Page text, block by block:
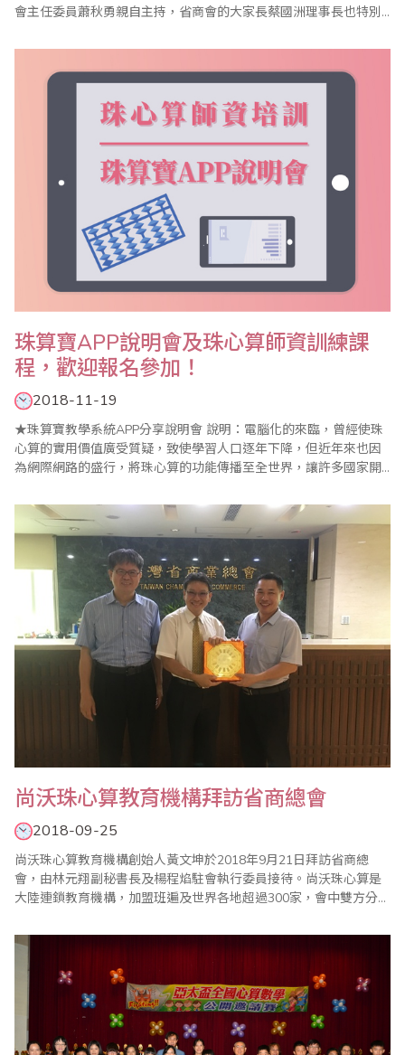
會主任委員蕭秋勇親自主持，省商會的大家長蔡國洲理事長也特別
行委員及珠算心算聯合測試考區主任共同參與，討論2019年珠算推
廣計畫，並研討珠算未來發展方向。 蕭副理事長首先在致詞中表
示，珠算發展從過往的商業計算功..
珠算寶APP說明會及珠心算師資訓練課
程，歡迎報名參加！
2018-11-19
★珠算寶教學系統APP分享說明會 說明：電腦化的來臨，曾經使珠
心算的實用價值廣受質疑，致使學習人口逐年下降，但近年來也因
為網際網路的盛行，將珠心算的功能傳播至全世界，讓許多國家開
學者研發珠心算結合計算功能的遊戲軟件來輔助傳統教學模式，無
論對老師、學生及整個大環境而言，這都是很好的發展。 當前教學
型態已趨小班、混班且幼齡化，老師的..
尚沃珠心算教育機構拜訪省商總會
2018-09-25
尚沃珠心算教育機構創始人黃文坤於2018年9月21日拜訪省商總
會，由林元翔副秘書長及楊程焰駐會執行委員接待。尚沃珠心算是
大陸連鎖教育機構，加盟班遍及世界各地超過300家，會中雙方分享